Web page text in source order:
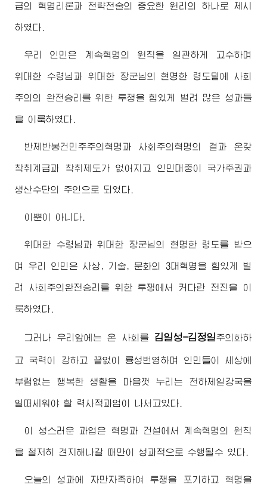
급의 혁명리론과 전략전술의 중요한 원리의 하나로 제시
하였다.
우리 인민은 계속혁명의 원칙을 일관하게 고수하며
위대한 수령님 과 위대한 장군님 의 현명한 령도밑에 사회
주의의 완전승리를 위한 투쟁을 힘있게 벌려 많은 성과들
을 이룩하였다.
반제반봉건민주주의혁명과 사회주의혁명의 결과 온갖
착취계급과 착취제도가 없어지고 인민대중이 국가주권과
생산수단의 주인으로 되였다.
이뿐이 아니다.
위대한 수령님 과위대한 장군님의 현명한 령도를 받으
며 우리 인민은 사상, 기술, 문화의 3대혁명을 힘있게 벌
려 사회주의완전승리를 위한 투쟁에서 커다란 전진을 이
룩하였다.
그러나 우리앞에는 온 사회를 김일성-김정일주의 화하
고 국력이 강하고 끝없이 륭성번영하며 인민들이 세상에
부럼없는 행복한 생활을 마음껏 누리는 천하제일강국을
일떠세워야 할 력사적과업이 나서고있다.
이 성스러운 과업은 혁명과 건설에서 계속혁명의 원칙
을 철저히 견지해나갈 때만이 성과적으로 수행될수 있다.
오늘의 성과에 자만자족하여 투쟁을 포기하고 혁명을